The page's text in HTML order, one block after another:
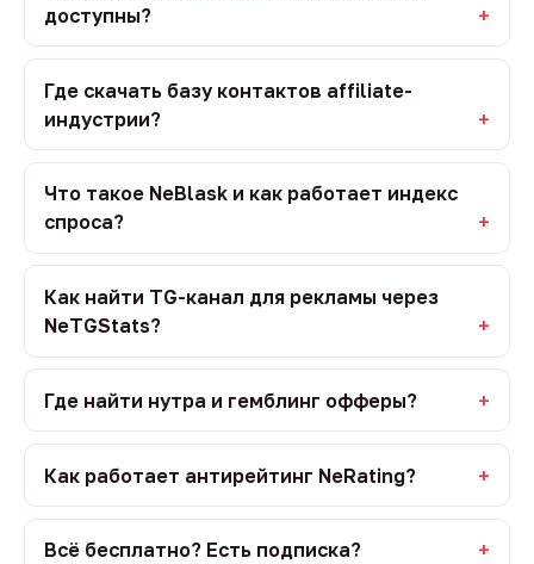
доступны?
Где скачать базу контактов affiliate-
индустрии?
Что такое NeBlask и как работает индекс
спроса?
Как найти TG-канал для рекламы через
NeTGStats?
Где найти нутра и гемблинг офферы?
Как работает антирейтинг NeRating?
Всё бесплатно? Есть подписка?